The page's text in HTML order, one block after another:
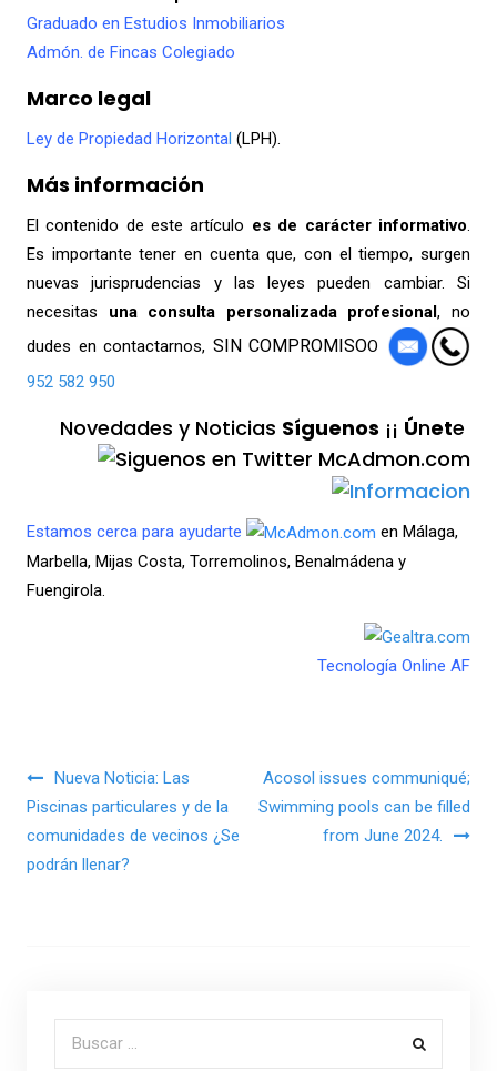
Graduado en Estudios Inmobiliarios
Admón. de Fincas Colegiado
Marco legal
Ley de Propiedad Horizontal (LPH).
Más información
El contenido de este artículo es de carácter informativo.
Es importante tener en cuenta que, con el tiempo, surgen
nuevas jurisprudencias y las leyes pueden cambiar. Si
necesitas una consulta personalizada profesional, no
dudes en contactarnos, SIN COMPROMISOO
952 582 950
Novedades y Noticias Síguenos ¡¡ Únete
Estamos cerca para ayudarte
en Málaga,
Marbella, Mijas Costa, Torremolinos, Benalmádena y
Fuengirola.
Tecnología Online AF
Navegación de entradas
Nueva Noticia: Las
Piscinas particulares y de la
comunidades de vecinos ¿Se
podrán llenar?
Acosol issues communiqué;
Swimming pools can be filled
from June 2024.
Buscar por: